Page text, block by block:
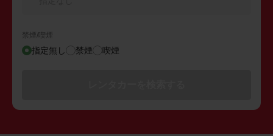
禁煙/喫煙
指定無し 禁煙 喫煙